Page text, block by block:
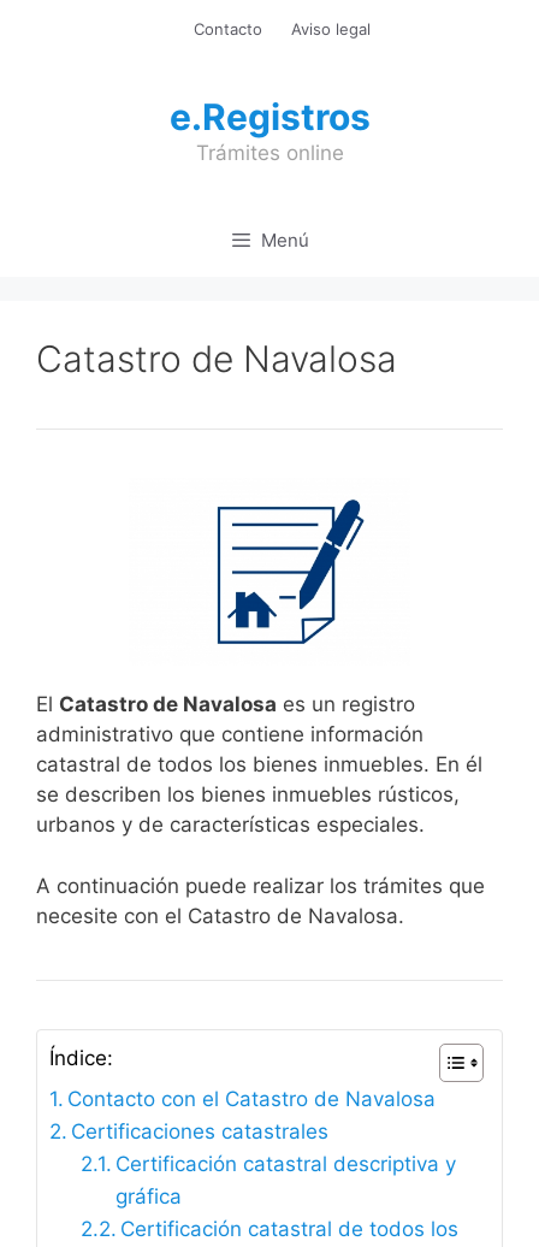
Contacto Aviso legal
e.Registros
Trámites online
Menú
Catastro de Navalosa
El Catastro de Navalosa es un registro
administrativo que contiene información
catastral de todos los bienes inmuebles. En él
se describen los bienes inmuebles rústicos,
urbanos y de características especiales.
A continuación puede realizar los trámites que
necesite con el Catastro de Navalosa.
Índice:
Contacto con el Catastro de Navalosa
Certificaciones catastrales
Certificación catastral descriptiva y
gráfica
Certificación catastral de todos los